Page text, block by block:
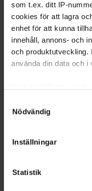
som t.ex. ditt IP-
cookies för att lagra
enhet för att kunna
innehåll, annons- och
och produktutveckling.
använda din data och i
kan ha en
Du kan ändra eller dra
Nödvändig
Inställningar
Statistik
Swehockey –
Swehockey ger dig
och statistik för
Sverige. Du kan följa
egna favoritlag i
periodpaus m.m.
Swehockey ger dig:
Ishockeyförbundet
Spelarstatistik